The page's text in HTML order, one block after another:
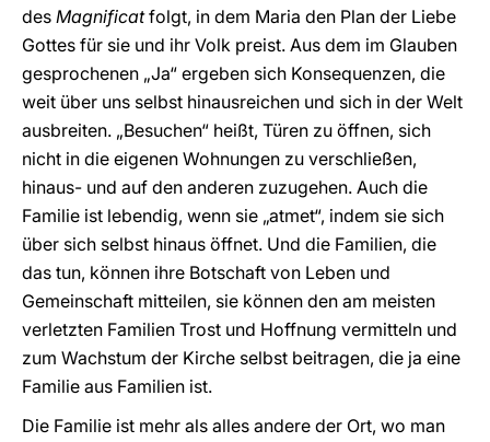
des Magnificatfolgt, in dem Maria den Plan der Liebe
Gottes für sie und ihr Volk preist. Aus dem im Glauben
gesprochenen „Ja“ ergeben sich Konsequenzen, die
weit über uns selbst hinausreichen und sich in der Welt
ausbreiten. „Besuchen“ heißt, Türen zu öffnen, sich
nicht in die eigenen Wohnungen zu verschließen,
hinaus- und auf den anderen zuzugehen. Auch die
Familie ist lebendig, wenn sie „atmet“, indem sie sich
über sich selbst hinaus öffnet. Und die Familien, die
das tun, können ihre Botschaft von Leben und
Gemeinschaft mitteilen, sie können den am meisten
verletzten Familien Trost und Hoffnung vermitteln und
zum Wachstum der Kirche selbst beitragen, die ja eine
Familie aus Familien ist.
Die Familie ist mehr als alles andere der Ort, wo man